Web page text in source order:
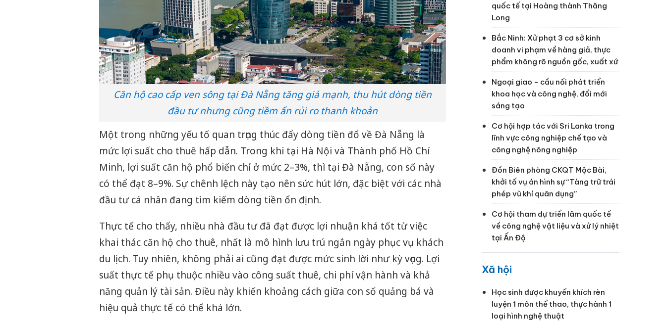
Căn hộ cao cấp ven sông tại Đà Nẵng tăng giá mạnh, thu hút dòng tiền
đầu tư nhưng cũng tiềm ẩn rủi ro thanh khoản
Một trong những yếu tố quan trọng thúc đẩy dòng tiền đổ về Đà Nẵng là
mức lợi suất cho thuê hấp dẫn. Trong khi tại Hà Nội và Thành phố Hồ Chí
Minh, lợi suất căn hộ phổ biến chỉ ở mức 2–3%, thì tại Đà Nẵng, con số này
có thể đạt 8–9%. Sự chênh lệch này tạo nên sức hút lớn, đặc biệt với các nhà
đầu tư cá nhân đang tìm kiếm dòng tiền ổn định.
Thực tế cho thấy, nhiều nhà đầu tư đã đạt được lợi nhuận khá tốt từ việc
khai thác căn hộ cho thuê, nhất là mô hình lưu trú ngắn ngày phục vụ khách
du lịch. Tuy nhiên, không phải ai cũng đạt được mức sinh lời như kỳ vọng. Lợi
suất thực tế phụ thuộc nhiều vào công suất thuê, chi phí vận hành và khả
năng quản lý tài sản. Điều này khiến khoảng cách giữa con số quảng bá và
hiệu quả thực tế có thể khá lớn.
quốc tế tại Hoàng thành Thăng
Long
Bắc Ninh: Xử phạt 3 cơ sở kinh
doanh vi phạm về hàng giả, thực
phẩm không rõ nguồn gốc, xuất xứ
Ngoại giao - cầu nối phát triển
khoa học và công nghệ, đổi mới
sáng tạo
Cơ hội hợp tác với Sri Lanka trong
lĩnh vực công nghiệp chế tạo và
công nghệ nông nghiệp
Đồn Biên phòng CKQT Mộc Bài,
khởi tố vụ án hình sự “Tàng trữ trái
phép vũ khí quân dụng”
Cơ hội tham dự triển lãm quốc tế
về công nghệ vật liệu và xử lý nhiệt
tại Ấn Độ
Xã hội
Học sinh được khuyến khích rèn
luyện 1 môn thể thao, thực hành 1
loại hình nghệ thuật